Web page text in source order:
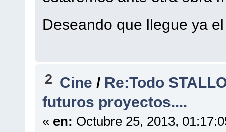
Deseando que llegue ya
2 Cine / Re:Todo
futuros proyectos....
« en: Octubre 25, 2013,